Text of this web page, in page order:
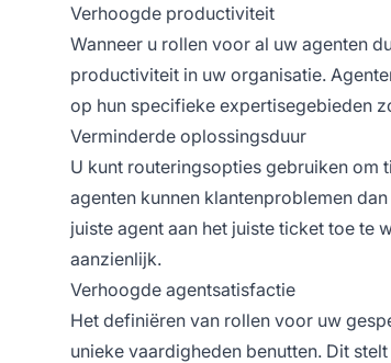
Verhoogde productiviteit
Wanneer u rollen voor al uw agenten
productiviteit in uw organisatie.
op hun specifieke expertisegebieden
Verminderde oplossingsduur
U kunt routeringsopties gebruiken om
agenten kunnen klantenproblemen
juiste agent aan het juiste ticket toe te
aanzienlijk.
Verhoogde agentsatisfactie
Het definiëren van rollen voor uw
unieke vaardigheden benutten. Dit